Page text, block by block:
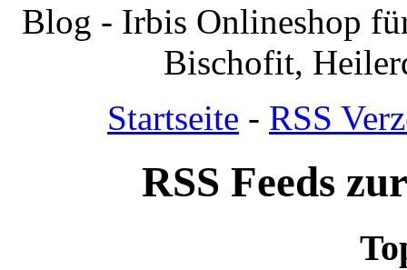
Blog - Irbis Onlineshop
Bischofit,
Startseite - RSS
RSS Feeds